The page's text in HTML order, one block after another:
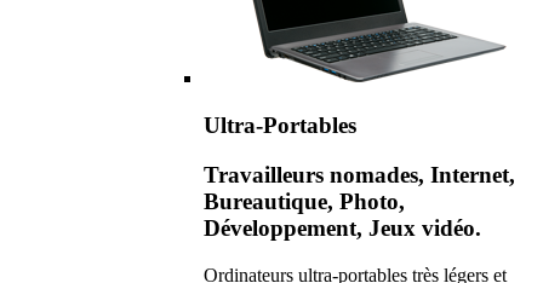
Ultra-Portables
Travailleurs nomades, Internet,
Bureautique, Photo,
Développement, Jeux vidéo.
Ordinateurs ultra-portables très légers et